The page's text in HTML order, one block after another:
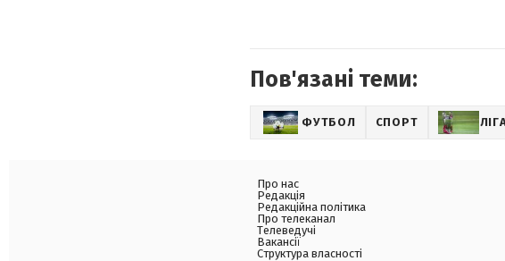
Пов'язані теми:
ФУТБОЛ СПОРТ
Про нас
Редакція
Редакційна політика
Про телеканал
Телеведучі
Вакансії
Структура власності